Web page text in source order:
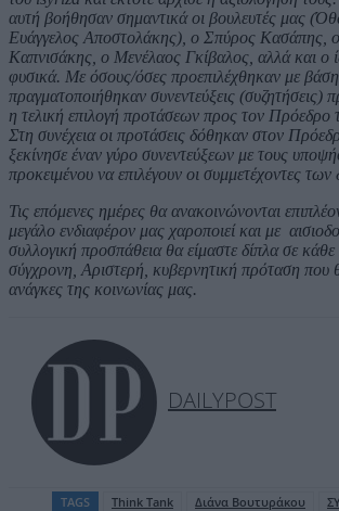
αυτή βοήθησαν σημαντικά οι βουλευτές μας
Ευάγγελος Αποστολάκης), ο Σπύρος Κασάπης,
Καπνισάκης, ο Μενέλαος Γκίβαλος, αλλά και ο
φυσικά. Με όσους/όσες προεπιλέχθηκαν με
πραγματοποιήθηκαν συνεντεύξεις (συζητήσεις)
η τελική επιλογή προτάσεων προς τον
Στη συνέχεια οι προτάσεις δόθηκαν στον
ξεκίνησε έναν γύρο συνεντεύξεων με τους
προκειμένου να επιλέγουν οι συμμετέχοντες
Τις επόμενες ημέρες θα ανακοινώνονται
μεγάλο ενδιαφέρον μας χαροποιεί και με
συλλογική προσπάθεια θα είμαστε δίπλα σε κάθε
σύγχρονη, Αριστερή, κυβερνητική πρόταση που
ανάγκες της κοινωνίας μας.
DAILYPOST
TAGS Think Tank Διάνα Βουτυράκου